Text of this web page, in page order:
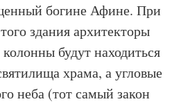
богине Афине. При
здания архитекторы
будут находиться
храма, а угловые
неба (тот самый закон